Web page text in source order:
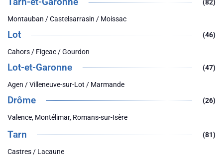
(82)
Montauban / Castelsarrasin / Moissac
Lot (46)
Cahors / Figeac / Gourdon
Lot-et-Garonne (47)
Agen / Villeneuve-sur-Lot / Marmande
Drôme (26)
Valence, Montélimar, Romans-sur-Isère
Tarn (81)
Castres / Lacaune